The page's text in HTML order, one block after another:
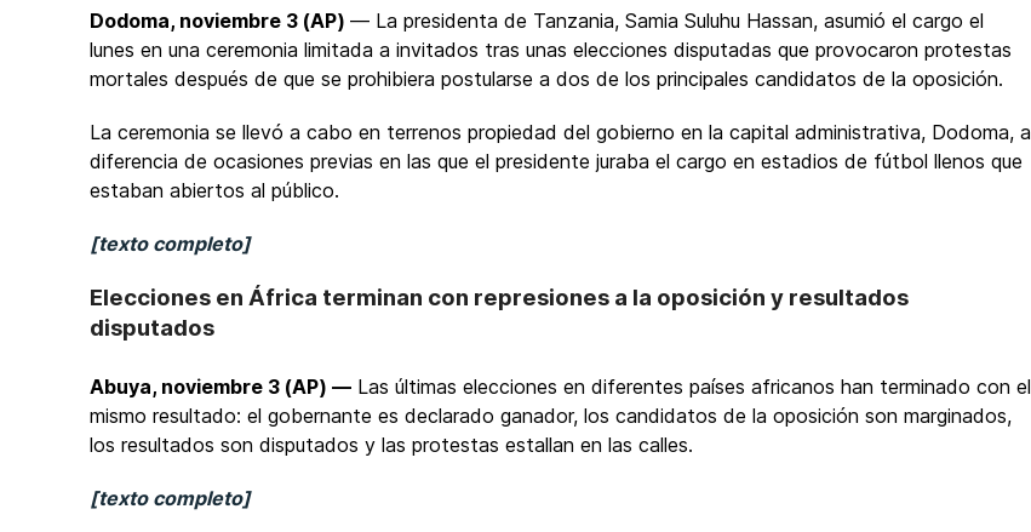
Dodoma, noviembre 3 (AP) — La presidenta de Tanzania, Samia Suluhu Hassan, asumió el cargo el
lunes en una ceremonia limitada a invitados tras unas elecciones disputadas que provocaron protestas
mortales después de que se prohibiera postularse a dos de los principales candidatos de la oposición.
La ceremonia se llevó a cabo en terrenos propiedad del gobierno en la capital administrativa, Dodoma, a
diferencia de ocasiones previas en las que el presidente juraba el cargo en estadios de fútbol llenos que
estaban abiertos al público.
[texto completo]
Elecciones en África terminan con represiones a la oposición y resultados
disputados
Abuya, noviembre 3 (AP) — Las últimas elecciones en diferentes países africanos han terminado con el
mismo resultado: el gobernante es declarado ganador, los candidatos de la oposición son marginados,
los resultados son disputados y las protestas estallan en las calles.
[texto completo]